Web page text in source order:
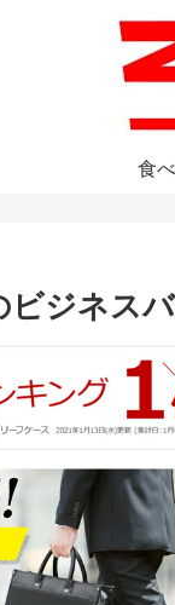
食
ビジネス